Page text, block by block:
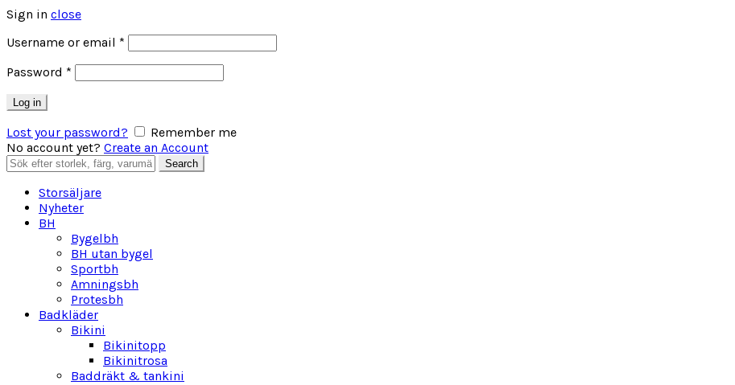
Sign in close
Username or email *
Password *
Log in
Lost your password?
Remember me
No account yet? Create an Account
Search
for:
Search
Storsäljare
Nyheter
BH
Bygelbh
BH utan bygel
Sportbh
Amningsbh
Protesbh
Badkläder
Bikini
Bikinitopp
Bikinitrosa
Baddräkt & tankini